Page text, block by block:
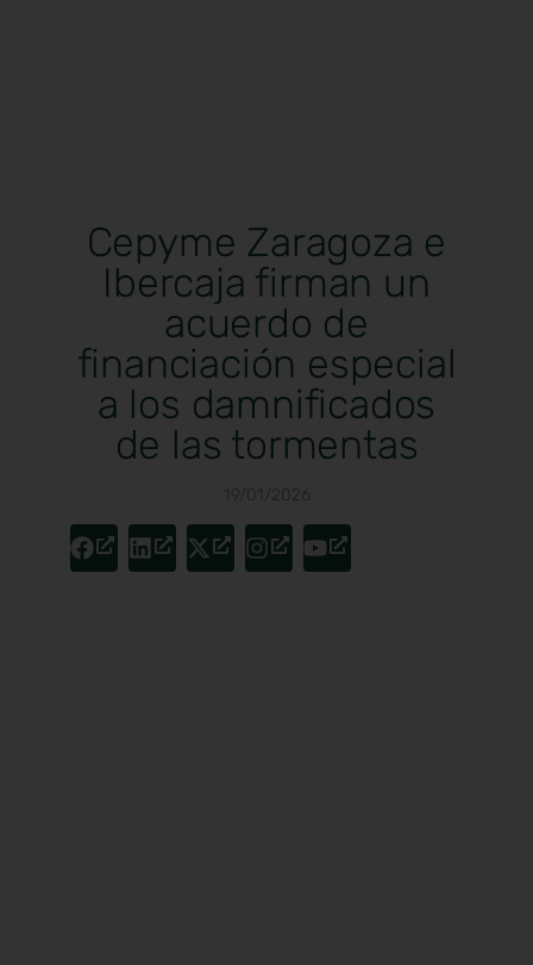
Cepyme Zaragoza e
Ibercaja firman un
acuerdo de
financiación especial
a los damnificados
de las tormentas
19/01/2026